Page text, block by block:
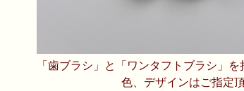
「歯ブラシ」と「ワンタフトブラシ」
色、デザインはご指定